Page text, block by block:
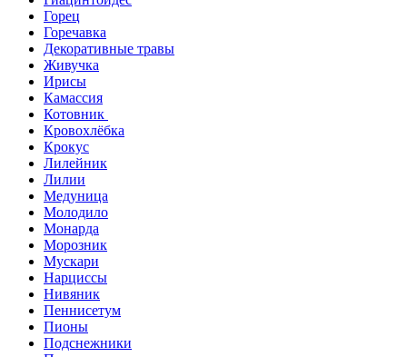
Горец
Горечавка
Декоративные травы
Живучка
Ирисы
Камассия
Котовник
Кровохлёбка
Крокус
Лилейник
Лилии
Медуница
Молодило
Монарда
Морозник
Мускари
Нарциссы
Нивяник
Пеннисетум
Пионы
Подснежники